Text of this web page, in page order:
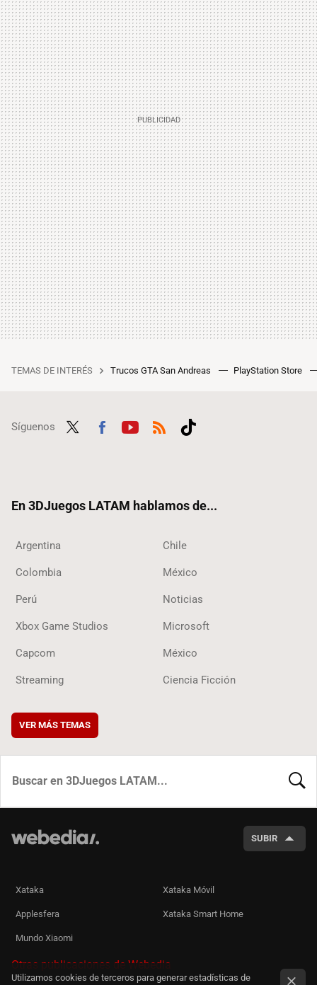
TEMAS DE INTERÉS Trucos GTA San Andreas PlayStation Store
Síguenos
En 3DJuegos LATAM hablamos de...
Argentina Chile
Colombia México
Perú Noticias
Xbox Game Studios Microsoft
Capcom México
Streaming Ciencia Ficción
VER MÁS TEMAS
SUBIR
Xataka Xataka Móvil
Applesfera Xataka Smart Home
Mundo Xiaomi
Otras publicaciones de Webedia
Utilizamos cookies de terceros para generar estadísticas de